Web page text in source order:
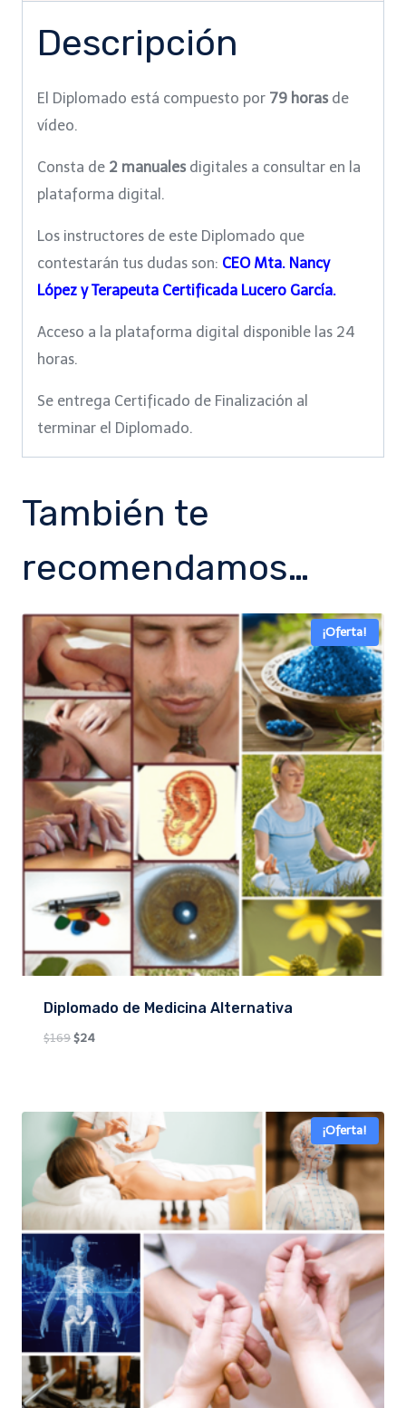
Descripción
El Diplomado está compuesto por 79 horas de
vídeo.
Consta de 2 manuales digitales a consultar en la
plataforma digital.
Los instructores de este Diplomado que
contestarán tus dudas son: CEO Mta. Nancy
López yTerapeuta Certificada Lucero García.
Acceso a la plataforma digital disponible las 24
horas.
Se entrega Certificado de Finalización al
terminar el Diplomado.
También te
recomendamos…
¡Oferta!
Diplomado de Medicina Alternativa
$169Original
$24Current
¡Oferta!